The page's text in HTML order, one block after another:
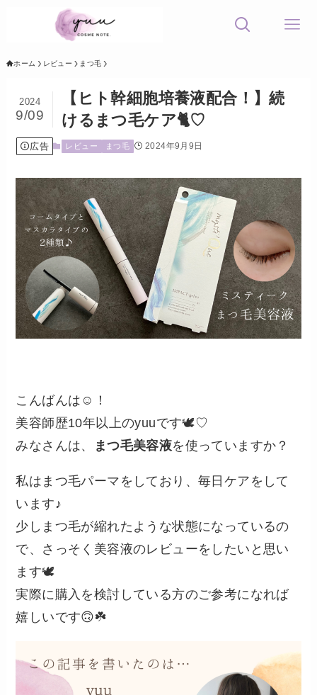
ホーム レビュー まつ毛
【ヒト幹細胞培養液配合！】続
けるまつ毛ケア🐈♡
2024
9/09
広告 レビュー まつ毛 2024年9月9日
こんばんは☺️！
美容師歴10年以上のyuuです🕊️♡
みなさんは、
まつ毛美容液を使っていますか？
私はまつ毛パーマをしており、毎日ケアをして
います♪
少しまつ毛が縮れたような状態になっているの
で、さっそく美容液のレビューをしたいと思い
ます🕊️
実際に購入を検討している方のご参考になれば
嬉しいです🙃☘️